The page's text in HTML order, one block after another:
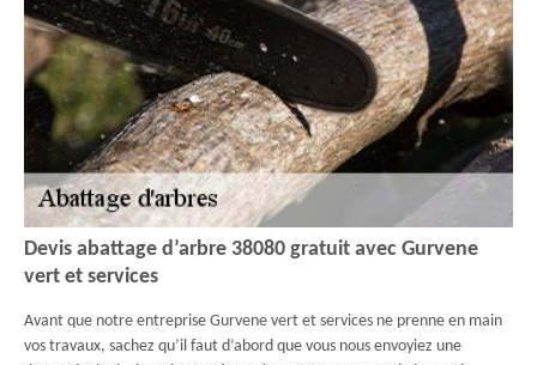
Devis abattage d’arbre 38080 gratuit avec Gurvene
vert et services
Avant que notre entreprise Gurvene vert et services ne prenne en main
vos travaux, sachez qu’il faut d’abord que vous nous envoyiez une